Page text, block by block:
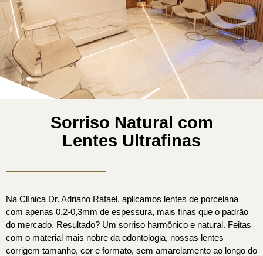
Sorriso Natural com
Lentes Ultrafinas
Na Clínica Dr. Adriano Rafael, aplicamos lentes de porcelana
com apenas 0,2-0,3mm de espessura, mais finas que o padrão
do mercado. Resultado? Um sorriso harmônico e natural. Feitas
com o material mais nobre da odontologia, nossas lentes
corrigem tamanho, cor e formato, sem amarelamento ao longo do